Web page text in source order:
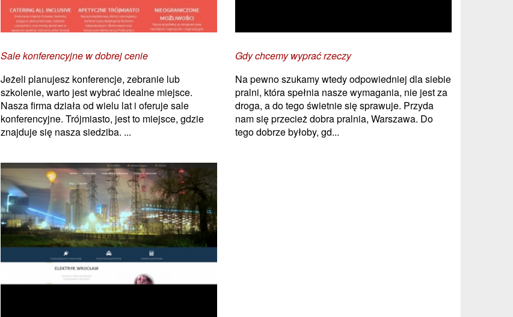
Sale konferencyjne w dobrej cenie
Jeżeli planujesz konferencje, zebranie lub
szkolenie, warto jest wybrać idealne miejsce.
Nasza firma działa od wielu lat i oferuje sale
konferencyjne. Trójmiasto, jest to miejsce, gdzie
znajduje się nasza siedziba. ...
Gdy chcemy wyprać rzeczy
Na pewno szukamy wtedy odpowiedniej dla siebie
pralni, która spełnia nasze wymagania, nie jest za
droga, a do tego świetnie się sprawuje. Przyda
nam się przecież dobra pralnia, Warszawa. Do
tego dobrze byłoby, gd...